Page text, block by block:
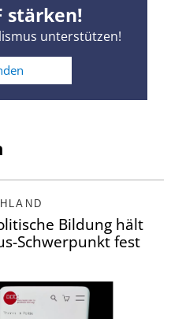
stärken!
unterstützen!
Bildung hält
Schwerpunkt fest